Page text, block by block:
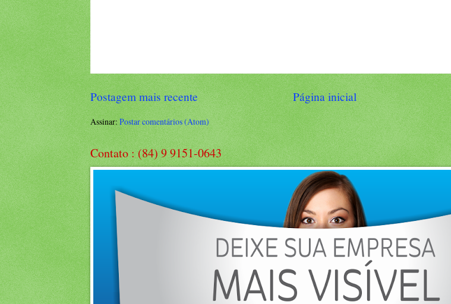
Postagem mais recente Página inicial
Assinar:Postar comentários (Atom)
Contato : (84) 9 9151-0643